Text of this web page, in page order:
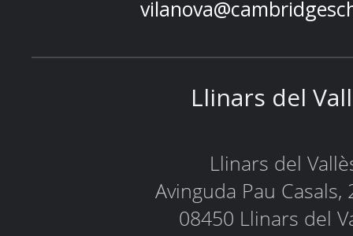
Llinars del
Llinars del
Avinguda Pau Casals,
08450 Llinars del